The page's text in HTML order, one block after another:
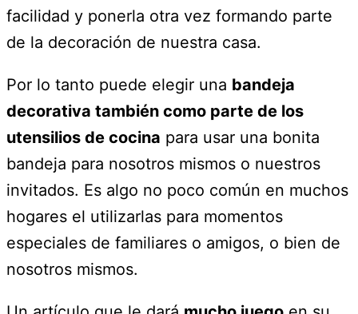
facilidad y ponerla otra vez formando parte
de la decoración de nuestra casa.
Por lo tanto puede elegir una bandeja
decorativa también como parte de los
utensilios de cocina para usar una bonita
bandeja para nosotros mismos o nuestros
invitados. Es algo no poco común en muchos
hogares el utilizarlas para momentos
especiales de familiares o amigos, o bien de
nosotros mismos.